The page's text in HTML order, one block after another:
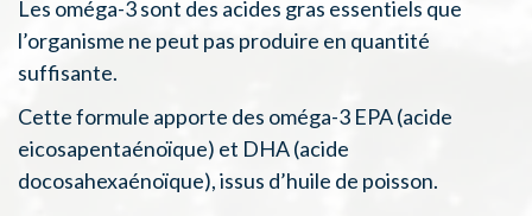
Les oméga-3 sont des acides gras essentiels que
l’organisme ne peut pas produire en quantité
suffisante.
Cette formule apporte des oméga-3 EPA (acide
eicosapentaénoïque) et DHA (acide
docosahexaénoïque), issus d’huile de poisson.